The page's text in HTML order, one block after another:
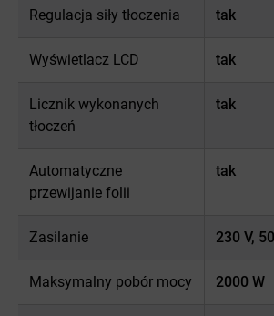
Regulacja siły tłoczenia tak
Wyświetlacz LCD tak
Licznik wykonanych
tłoczeń
tak
Automatyczne
przewijanie folii
tak
Zasilanie 230 V,
Maksymalny pobór mocy 2000 W